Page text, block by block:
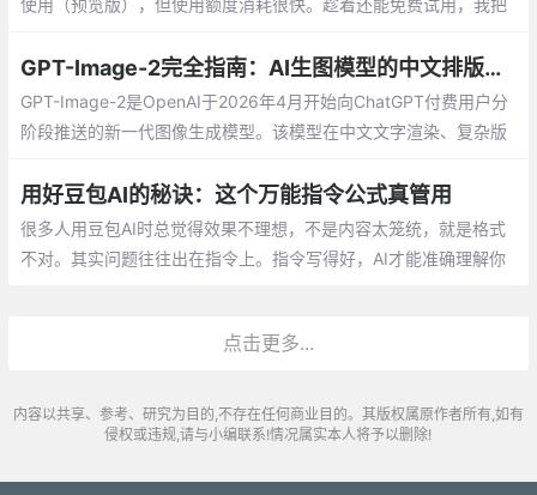
GPT-Image-2完全指南：AI生图模型的中文排版革命
GPT-Image-2是OpenAI于2026年4月开始向ChatGPT付费用户分
阶段推送的新一代图像生成模型。该模型在中文文字渲染、复杂版
从前代的90-95%跃升至99%以上
用好豆包AI的秘诀：这个万能指令公式真管用
很多人用豆包AI时总觉得效果不理想，不是内容太笼统，就是格式
不对。其实问题往往出在指令上。指令写得好，AI才能准确理解你
点击更多...
内容以共享、参考、研究为目的,不存在任何商业目的。其版权属原作者所有,如有
侵权或违规,请与小编联系!情况属实本人将予以删除!